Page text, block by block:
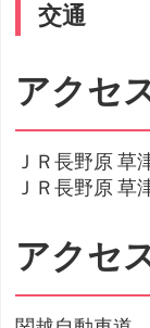
交通
アクセ
ＪＲ長野原 草
ＪＲ長野原 草
アクセ